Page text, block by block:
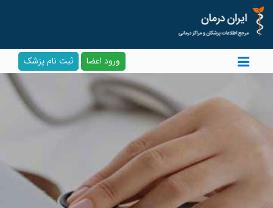
ورود اعضا ثبت نام پزشک